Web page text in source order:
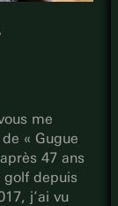
me
« Gugue
47 ans
golf depuis
j’ai vu